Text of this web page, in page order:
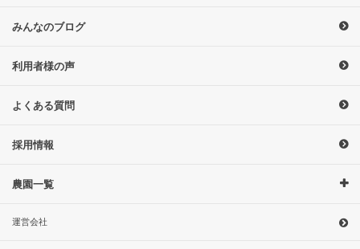
みんなのブログ
利用者様の声
よくある質問
採用情報
農園一覧
運営会社